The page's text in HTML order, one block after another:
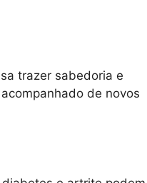
trazer sabedoria e
de novos